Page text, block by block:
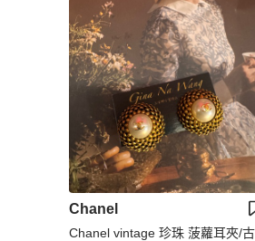
Chanel
Chanel vintage 珍珠 菠蘿耳夾/古